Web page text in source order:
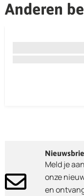
Anderen
Meld je
onze
en